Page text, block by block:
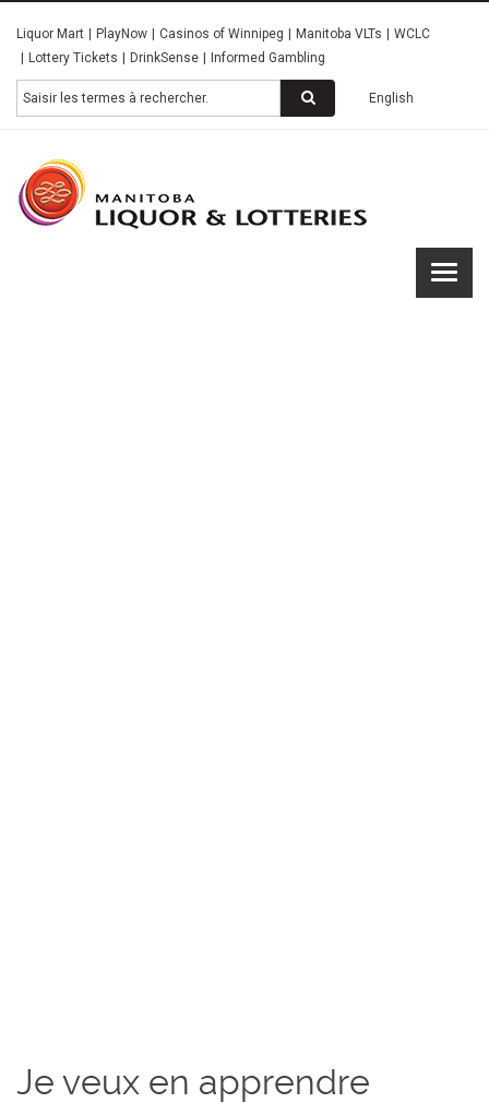
main
content
Liquor Mart PlayNow Casinos of Winnipeg Manitoba VLTs
WCLC
Lottery Tickets
DrinkSense Informed Gambling
Rechercher English
Je veux en apprendre